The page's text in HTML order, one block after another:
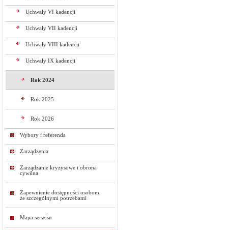
Uchwały VI kadencji
Uchwały VII kadencji
Uchwały VIII kadencji
Uchwały IX kadencji
Rok 2024
Rok 2025
Rok 2026
Wybory i referenda
Zarządzenia
Zarządzanie kryzysowe i obrona
cywilna
Zapewnienie dostępności osobom
ze szczególnymi potrzebami
Mapa serwisu